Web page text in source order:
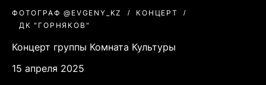
ФОТОГРАФ @EVGENY_KZ
КОНЦЕРТ
ДК "ГОРНЯКОВ"
Концерт группы Комната Культуры
15 апреля 2025